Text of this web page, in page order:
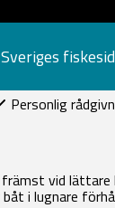
Sveriges
Personlig
vid
i lugnare